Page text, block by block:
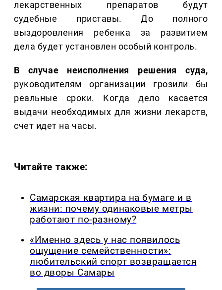
лекарственных препаратов будут
судебные приставы. До полного
выздоровления ребенка за развитием
дела будет установлен особый контроль.
В случае неисполнения решения суда,
руководителям организации грозили бы
реальные сроки. Когда дело касается
выдачи необходимых для жизни лекарств,
счет идет на часы.
Читайте также:
Самарская квартира на бумаге и в
жизни: почему одинаковые метры
работают по-разному?
«Именно здесь у нас появилось
ощущение семейственности»:
любительский спорт возвращается
во дворы Самары